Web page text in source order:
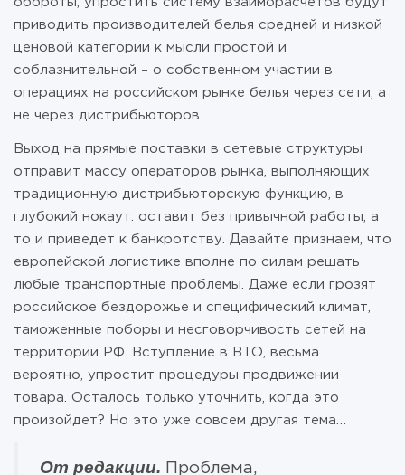
приводить производителей белья средней и низкой
ценовой категории к мысли простой и
соблазнительной – о собственном участии в
операциях на российском рынке белья через сети, а
не через дистрибьюторов.
Выход на прямые поставки в сетевые структуры
отправит массу операторов рынка, выполняющих
традиционную дистрибьюторскую функцию, в
глубокий нокаут: оставит без привычной работы, а
то и приведет к банкротству. Давайте признаем, что
европейской логистике вполне по силам решать
любые транспортные проблемы. Даже если грозят
российское бездорожье и специфический климат,
таможенные поборы и несговорчивость сетей на
территории РФ. Вступление в ВТО, весьма
вероятно, упростит процедуры продвижении
товара. Осталось только уточнить, когда это
произойдет? Но это уже совсем другая тема…
От редакции. Проблема,